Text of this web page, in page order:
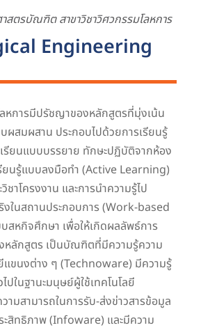
สตรบัณฑิต สาขาวิชาวิศวกรรมโลหการ
Engineering
ลหการมีปรัชญาของหลักสูตรที่มุ่งเน้น
ผสมผสาน ประกอบไปด้วยการเรียนรู้
รียนแบบบรรยาย ทักษะปฏิบัติจากห้อง
ยนรู้แบบลงมือทำ (Active Learning)
ชาโครงงาน และการนําความรู้ไป
ในสถานประกอบการ (Work-based
สหกิจศึกษา เพื่อให้เกิดผลลัพธ์การ
หลักสูตร เป็นบัณฑิตที่มีความรู้ความ
แขนงต่าง ๆ (Technoware) มีความรู้
ปในฐานะมนุษย์ผู้ใช้เทคโนโลยี
มสามารถในการรับ-ส่งข่าวสารข้อมูล
ะสิทธิภาพ (Infoware) และมีความ